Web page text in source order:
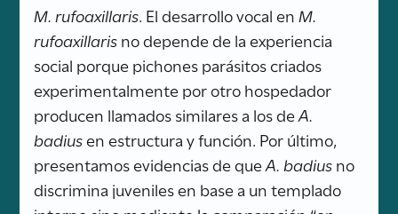
M. rufoaxillaris. El desarrollo vocal en M.
rufoaxillarisno depende de la experiencia
social porque pichones parásitos criados
experimentalmente por otro hospedador
producen llamados similares a los deA.
badiusen estructura y función. Por último,
presentamos evidencias de queA. badiusno
discrimina juveniles en base a un templado